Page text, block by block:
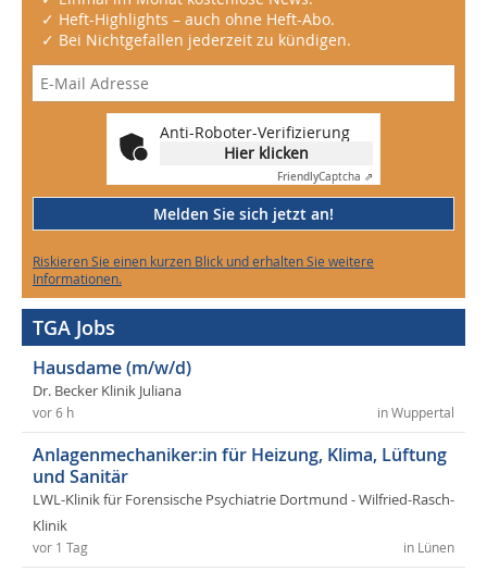
✓ Heft-Highlights – auch ohne Heft-Abo.
✓ Bei Nichtgefallen jederzeit zu kündigen.
Anti-Roboter-Verifizierung
Hier klicken
FriendlyCaptcha ⇗
Melden Sie sich jetzt an!
Riskieren Sie einen kurzen Blick und erhalten Sie weitere
Informationen.
TGA Jobs
Hausdame (m/w/d)
Dr. Becker Klinik Juliana
in Wuppertal
vor 6 h
Anlagenmechaniker:in für Heizung, Klima, Lüftung
und Sanitär
LWL-Klinik für Forensische Psychiatrie Dortmund - Wilfried-Rasch-
Klinik
in Lünen
vor 1 Tag